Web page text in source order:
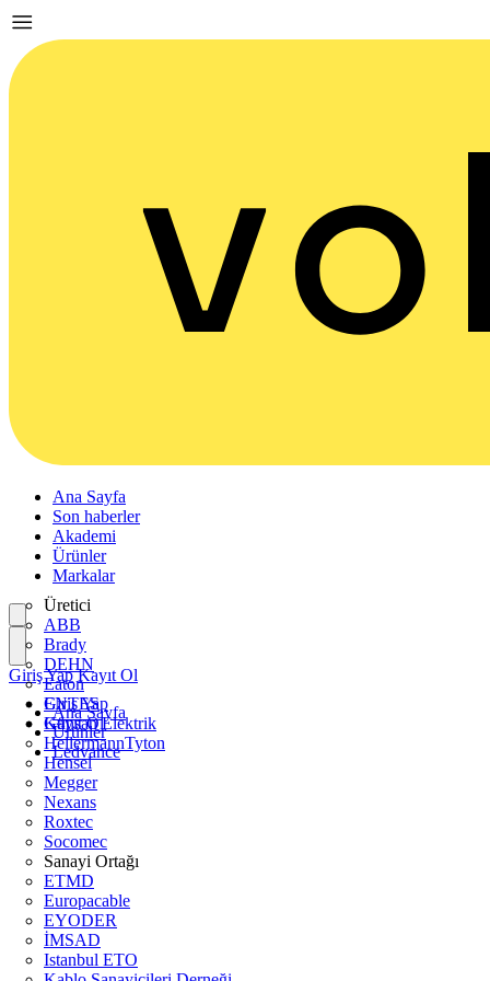
Ana Sayfa
Son haberler
Akademi
Ürünler
Markalar
Üretici
ABB
Brady
DEHN
Eaton
ENTES
Günsan Elektrik
HellermannTyton
Hensel
Megger
Nexans
Roxtec
Socomec
Sanayi Ortağı
ETMD
Europacable
EYODER
İMSAD
Istanbul ETO
Giriş Yap
Kayıt Ol
Giriş Yap Kayıt Ol
Ana Sayfa
Ürünler
Ledvance